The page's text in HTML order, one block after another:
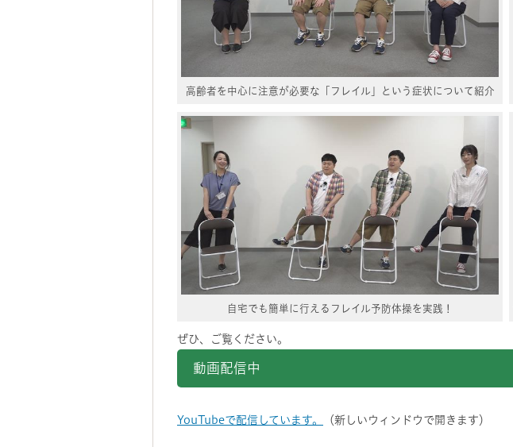
高齢者を中心に注意が必要な「フレイル」という症状について紹介
自宅でも簡単に行えるフレイル予防体操を実践！
ぜひ、ご覧ください。
動画配信中
YouTubeで配信しています。 （新しいウィンドウで開きます）